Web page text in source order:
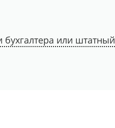
бухгалтера или штатный